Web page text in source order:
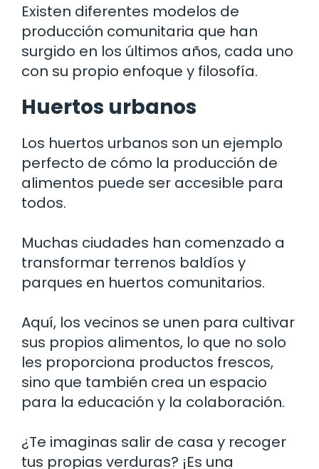
Existen diferentes modelos de
producción comunitaria que han
surgido en los últimos años, cada uno
con su propio enfoque y filosofía.
Huertos urbanos
Los huertos urbanos son un ejemplo
perfecto de cómo la producción de
alimentos puede ser accesible para
todos.
Muchas ciudades han comenzado a
transformar terrenos baldíos y
parques en huertos comunitarios.
Aquí, los vecinos se unen para cultivar
sus propios alimentos, lo que no solo
les proporciona productos frescos,
sino que también crea un espacio
para la educación y la colaboración.
¿Te imaginas salir de casa y recoger
tus propias verduras? ¡Es una